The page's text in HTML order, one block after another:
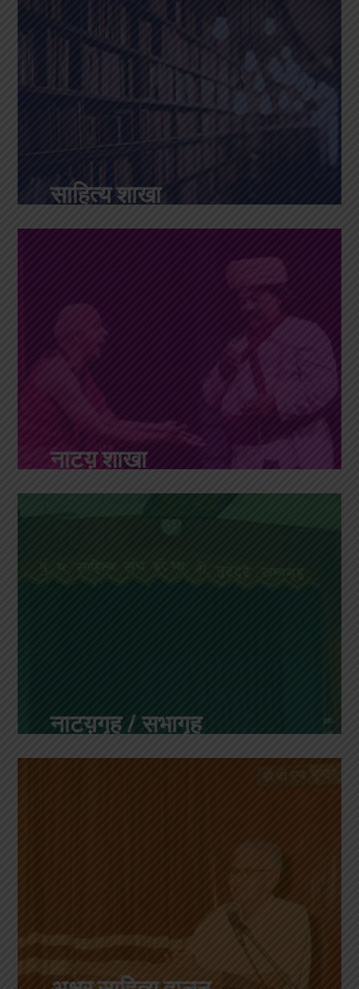
साहित्य शाखा
नाटय़ शाखा
नाटय़गृह / सभागृह